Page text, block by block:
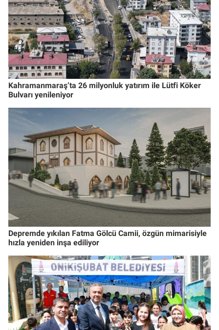
Kahramanmaraş’ta 26 milyonluk yatırım ile Lütfi Köker
Bulvarı yenileniyor
Depremde yıkılan Fatma Gölcü Camii, özgün mimarisiyle
hızla yeniden inşa ediliyor